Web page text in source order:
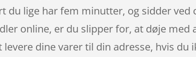
du lige har fem minutter, og sidder
online, er du slipper for, at døje med
levere dine varer til din adresse, hvis